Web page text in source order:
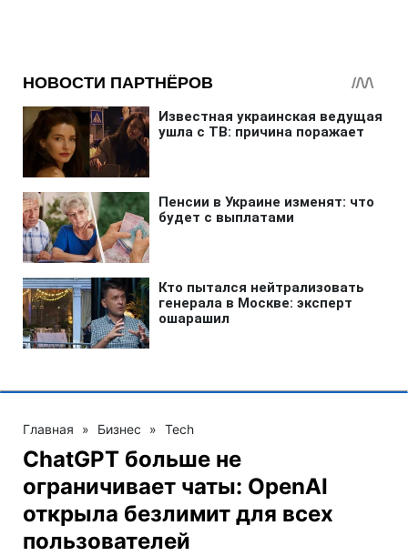
Главная » Бизнес » Tech
ChatGPT больше не
ограничивает чаты: OpenAI
открыла безлимит для всех
пользователей